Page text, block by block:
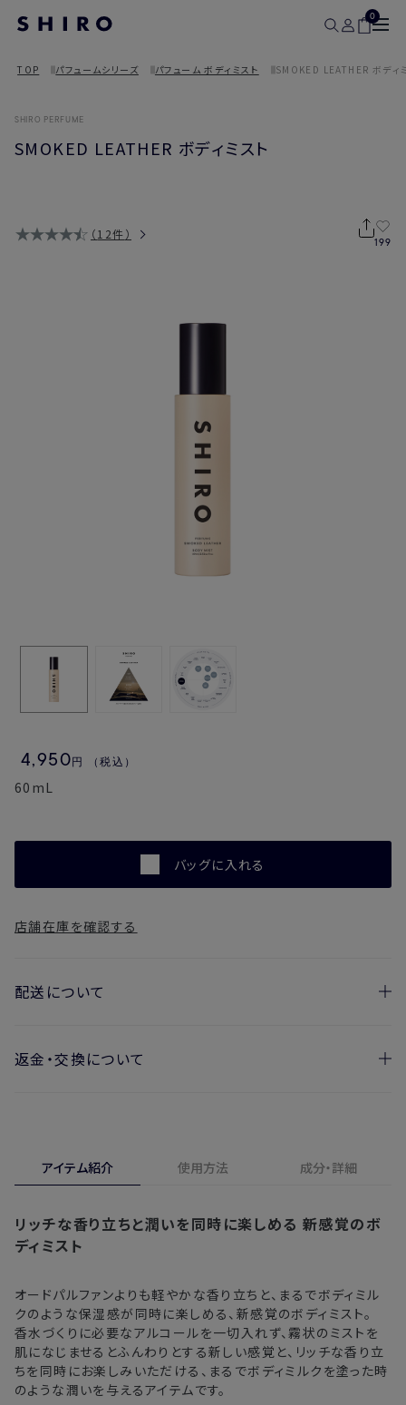
0
TOP パフュームシリーズ パフューム ボディミスト SMOKED LEATHER ボディ
SHIRO PERFUME
SMOKED LEATHER ボディミスト
12件
199
4,950円 （税込）
60mL
バッグに入れる
店舗在庫を確認する
配送について
お届け日の目安
※新製品（限定製品）は除きます。
※定期販売のお申し込みは、7日後以降の配送となります。
注文後、お届けまでにかかる日数の目安
東北・関東・中部・関西 2〜3日
中国・四国・九州 3〜4日
沖縄県・離島
返金・交換について
合、期間内*であれば、返金・交換サービスをご利用いただけ
ます。
※ オンラインストアでご購入の場合、発送完了メールの翌日から10日
間。対象の直営店舗でご購入の場合、購入日の翌日から7日間
アイテム紹介 使用方法 成分・詳細
リッチな香り立ちと潤いを同時に楽しめる 新感覚のボ
ディミスト
オードパルファンよりも軽やかな香り立ちと、まるでボディミル
クのような保湿感が同時に楽しめる、新感覚のボディミスト。
香水づくりに必要なアルコールを一切入れず、霧状のミストを
肌になじませるとふんわりとする新しい感覚と、リッチな香り立
ちを同時にお楽しみいただける、まるでボディミルクを塗った時
のような潤いを与えるアイテムです。